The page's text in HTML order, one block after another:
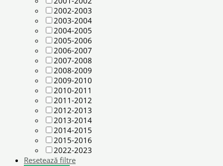
2002-2003
2003-2004
2004-2005
2005-2006
2006-2007
2007-2008
2008-2009
2009-2010
2010-2011
2011-2012
2012-2013
2013-2014
2014-2015
2015-2016
2022-2023
Resetează filtre